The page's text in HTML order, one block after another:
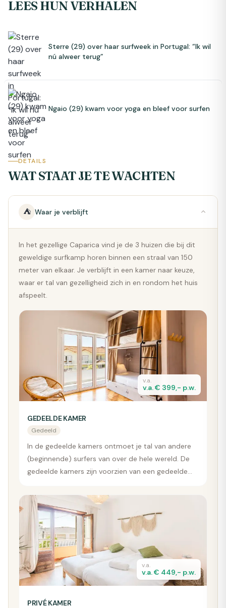
LEES HUN VERHALEN
Sterre (29) over haar surfweek in Portugal: “Ik wil
nú alweer terug”
Ngaio (29) kwam voor yoga en bleef voor surfen
DETAILS
WAT STAAT JE TE WACHTEN
⛺ Waar je verblijft
In het gezellige Caparica vind je de 3 huizen die bij dit
geweldige surfkamp horen binnen een straal van 150
meter van elkaar. Je verblijft in een kamer naar keuze,
waar er tal van gezelligheid zich in en rondom het huis
afspeelt.
v.a.
v.a. € 399,- p.w.
GEDEELDE KAMER
Gedeeld
In de gedeelde kamers ontmoet je tal van andere
(beginnende) surfers van over de hele wereld. De
gedeelde kamers zijn voorzien van een gedeelde
v.a.
v.a. € 449,- p.w.
PRIVÉ KAMER